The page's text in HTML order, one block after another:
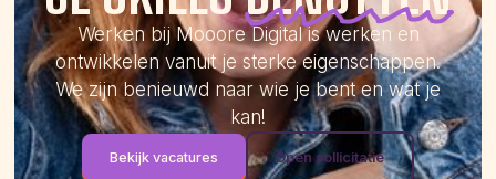
Werken bij Mooore Digital is werken en
ontwikkelen vanuit je sterke eigenschappen.
We zijn benieuwd naar wie je bent en wat je
kan!
Bekijk vacatures Open sollicitatie